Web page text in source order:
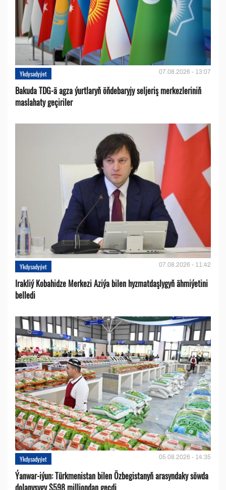
Ykdysadyýet 07.08.2026 - 13:07
Bakuda TDG-ä agza ýurtlaryň öňdebaryjy seljeriş merkezleriniň
maslahaty geçiriler
Ykdysadyýet 07.08.2026 - 11:42
Irakliý Kobahidze Merkezi Aziýa bilen hyzmatdaşlygyň ähmiýetini
belledi
Ykdysadyýet 05.08.2026 - 14:35
Ýanwar-iýun: Türkmenistan bilen Özbegistanyň arasyndaky söwda